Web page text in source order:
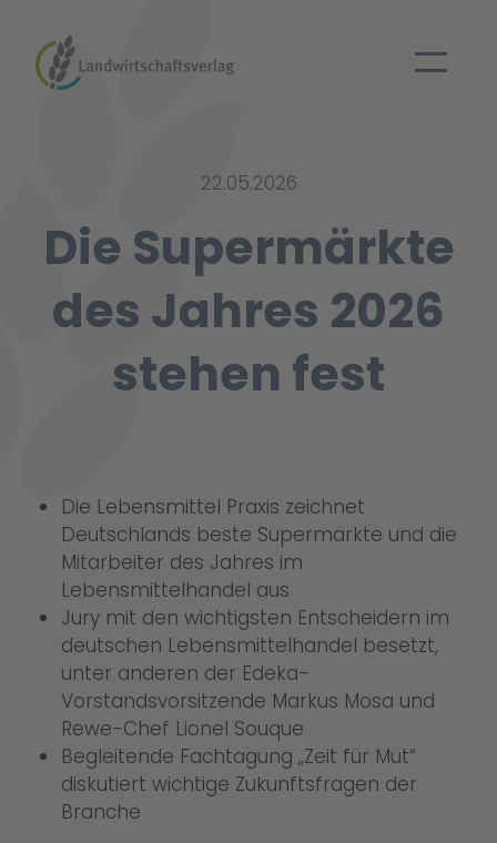
22.05.2026
Die Supermärkte
des Jahres 2026
stehen fest
Die Lebensmittel Praxis zeichnet
Deutschlands beste Supermärkte und die
Mitarbeiter des Jahres im
Lebensmittelhandel aus
Jury mit den wichtigsten Entscheidern im
deutschen Lebensmittelhandel besetzt,
unter anderen der Edeka-
Vorstandsvorsitzende Markus Mosa und
Rewe-Chef Lionel Souque
Begleitende Fachtagung „Zeit für Mut“
diskutiert wichtige Zukunftsfragen der
Branche